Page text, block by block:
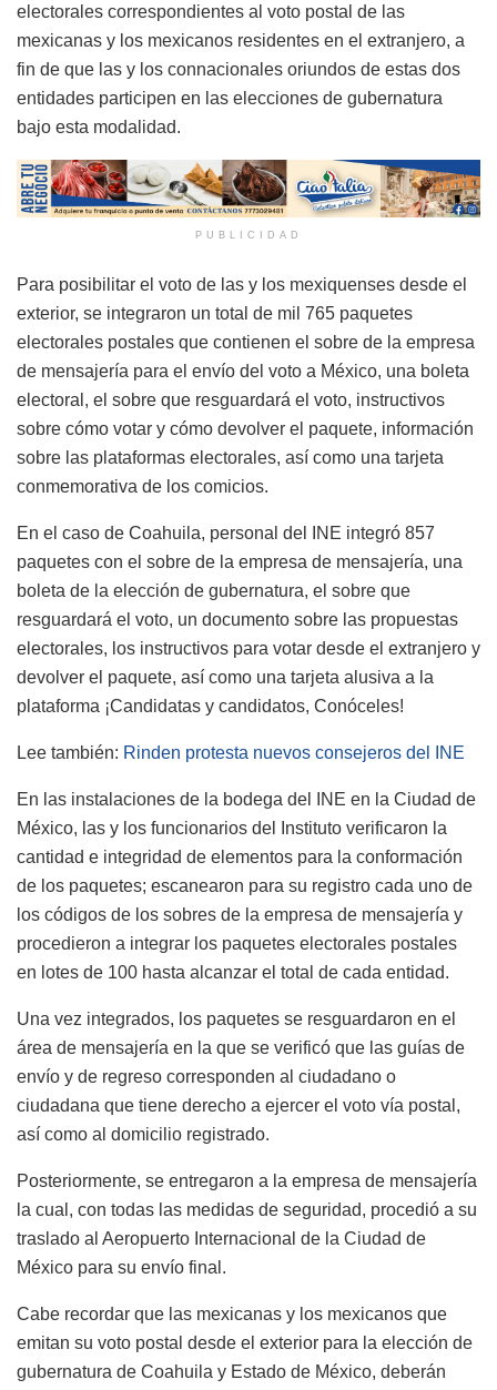
electorales correspondientes al voto postal de las
mexicanas y los mexicanos residentes en el extranjero, a
fin de que las y los connacionales oriundos de estas dos
entidades participen en las elecciones de gubernatura
bajo esta modalidad.
PUBLICIDAD
Para posibilitar el voto de las y los mexiquenses desde el
exterior, se integraron un total de mil 765 paquetes
electorales postales que contienen el sobre de la empresa
de mensajería para el envío del voto a México, una boleta
electoral, el sobre que resguardará el voto, instructivos
sobre cómo votar y cómo devolver el paquete, información
sobre las plataformas electorales, así como una tarjeta
conmemorativa de los comicios.
En el caso de Coahuila, personal del INE integró 857
paquetes con el sobre de la empresa de mensajería, una
boleta de la elección de gubernatura, el sobre que
resguardará el voto, un documento sobre las propuestas
electorales, los instructivos para votar desde el extranjero y
devolver el paquete, así como una tarjeta alusiva a la
plataforma ¡Candidatas y candidatos, Conóceles!
Lee también: Rinden protesta nuevos consejeros del INE
En las instalaciones de la bodega del INE en la Ciudad de
México, las y los funcionarios del Instituto verificaron la
cantidad e integridad de elementos para la conformación
de los paquetes; escanearon para su registro cada uno de
los códigos de los sobres de la empresa de mensajería y
procedieron a integrar los paquetes electorales postales
en lotes de 100 hasta alcanzar el total de cada entidad.
Una vez integrados, los paquetes se resguardaron en el
área de mensajería en la que se verificó que las guías de
envío y de regreso corresponden al ciudadano o
ciudadana que tiene derecho a ejercer el voto vía postal,
así como al domicilio registrado.
Posteriormente, se entregaron a la empresa de mensajería
la cual, con todas las medidas de seguridad, procedió a su
traslado al Aeropuerto Internacional de la Ciudad de
México para su envío final.
Cabe recordar que las mexicanas y los mexicanos que
emitan su voto postal desde el exterior para la elección de
gubernatura de Coahuila y Estado de México, deberán